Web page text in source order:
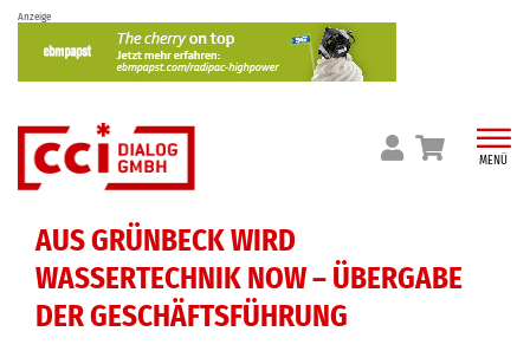
Skip
content
Anzeige
MENÜ
AUS GRÜNBECK WIRD
WASSERTECHNIK NOW – ÜBERGABE
DER GESCHÄFTSFÜHRUNG